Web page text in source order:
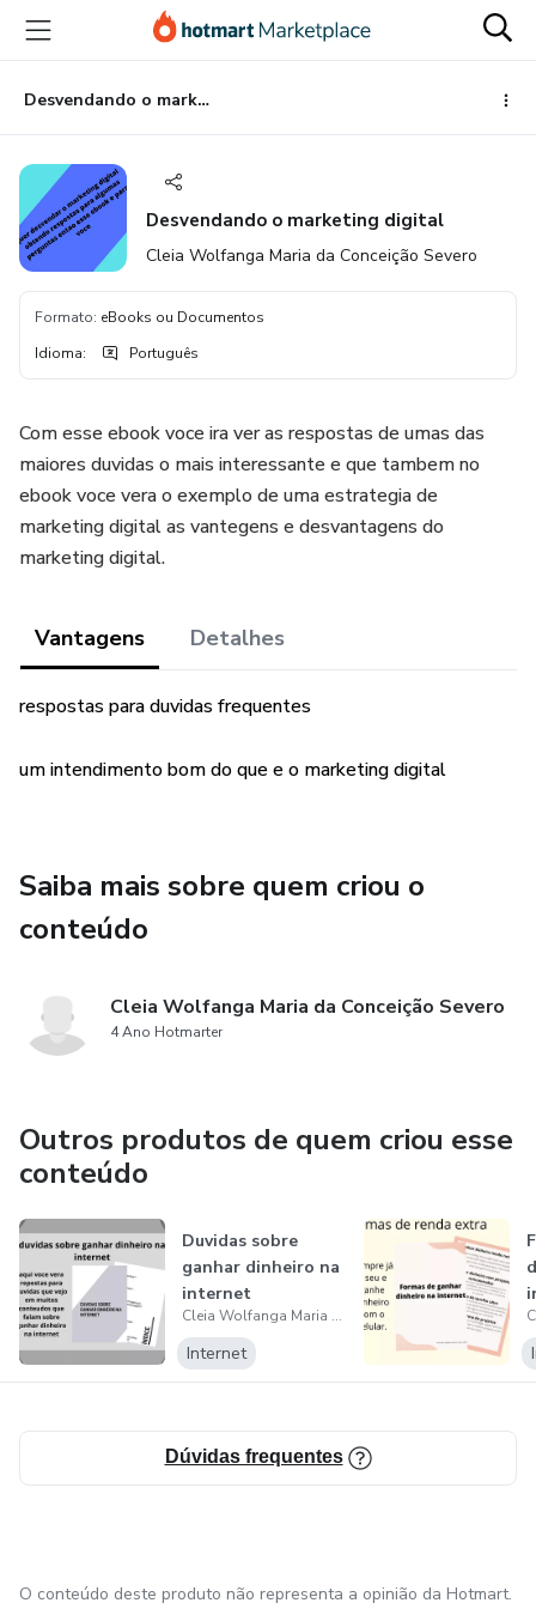
para
conteúdo
principal
para
pagamento
para
rodapé
Desvendando o marketing digital
Desvendando o marketing digital
Cleia Wolfanga Maria da Conceição Severo
Formato: eBooks ou Documentos
Idioma: Português
Com esse ebook voce ira ver as respostas de umas das
maiores duvidas o mais interessante e que tambem no
ebook voce vera o exemplo de uma estrategia de
marketing digital as vantegens e desvantagens do
marketing digital.
Vantagens Detalhes
respostas para duvidas frequentes
um intendimento bom do que e o marketing digital
Saiba mais sobre quem criou o
conteúdo
Cleia Wolfanga Maria da Conceição Severo
4 Ano Hotmarter
Outros produtos de quem criou esse
conteúdo
Duvidas sobre
ganhar dinheiro na
internet
Cleia Wolfanga Maria da Conceição Severo
Internet
Dúvidas frequentes
O conteúdo deste produto não representa a opinião da Hotmart.